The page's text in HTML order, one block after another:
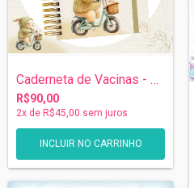
Caderneta de Vacinas - Coelhinho
R$90,00
2x de R$45,00 sem juros